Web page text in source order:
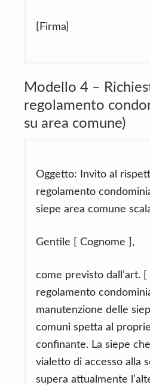
[Firma]
Modello 4 –
regolamento
su area comune)
Oggetto: Invito al
regolamento
siepe area comune
Gentile [ Cognome ],
come previsto dall’art.
regolamento
manutenzione delle
comuni spetta al
confinante. La siepe
vialetto di accesso alla
supera attualmente